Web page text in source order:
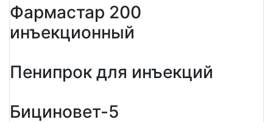
Фармастар 200
инъекционный
Пенипрок для инъекций
Бициновет-5